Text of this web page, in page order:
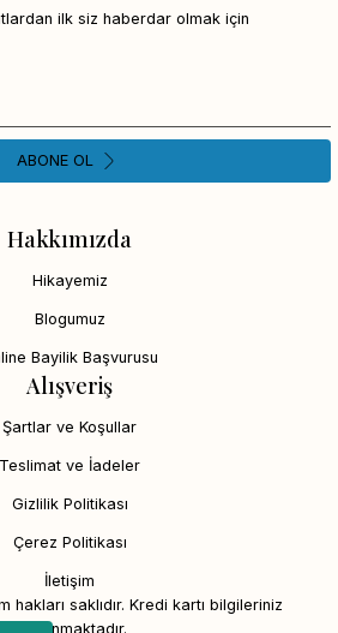
Hakkımızda
Hikayemiz
Blogumuz
Bayilik Başvurusu
Alışveriş
Şartlar ve Koşullar
Teslimat ve İadeler
Gizlilik Politikası
Çerez Politikası
İletişim
ilk siz haberdar olmak için
ABONE OL
saklıdır. Kredi kartı bilgileriniz
korunmaktadır.